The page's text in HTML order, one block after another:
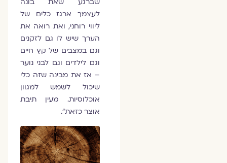
לעצמך ארגז כלים של
ליווי רוחני, ואת רואה את
הערך שיש לו גם לזקנים
וגם במצבים של קץ חיים
וגם לילדים וגם לבני נוער
– אז את מבינה שזה כלי
שיכול לשמש למגוון
אוכלוסיות. מעין תיבת
אוצר כזאת".